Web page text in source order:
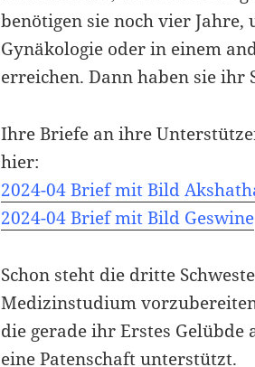
benötigen sie noch vier
Gynäkologie oder in einem
erreichen. Dann haben sie ihr
Ihre Briefe an ihre
hier:
2024-04 Brief mit Bild
2024-04 Brief mit Bild Geswine
Schon steht die dritte
Medizinstudium
die gerade ihr Erstes
eine Patenschaft unterstützt.